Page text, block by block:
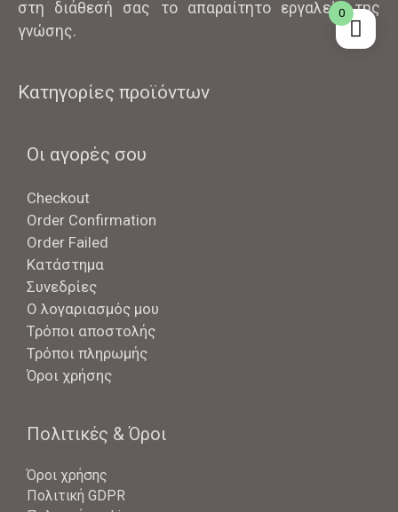
στη διάθεσή σας το απαραίτητο εργαλείο της
γνώσης.
Κατηγορίες προϊόντων
Οι αγορές σου
Checkout
Order Confirmation
Order Failed
Κατάστημα
Συνεδρίες
Ο λογαριασμός μου
Τρόποι αποστολής
Τρόποι πληρωμής
Όροι χρήσης
Πολιτικές & Όροι
Όροι χρήσης
Πολιτική GDPR
0